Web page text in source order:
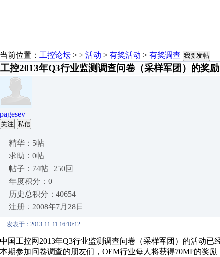
当前位置： 工控论坛 > > 活动 > 有奖活动 > 有奖调查 我要发帖
工控2013年Q3行业监测调查问卷（采样军团）的奖
pagesev
关注 私信
精华：5帖
求助：0帖
帖子：74帖 | 250回
年度积分：0
历史总积分：40654
注册：2008年7月28日
发表于：2013-11-11 16:10:12
中国工控网2013年Q3行业监测调查问卷（采样军团）的活动已
本期参加问卷调查的朋友们，OEM行业每人将获得70MP的奖